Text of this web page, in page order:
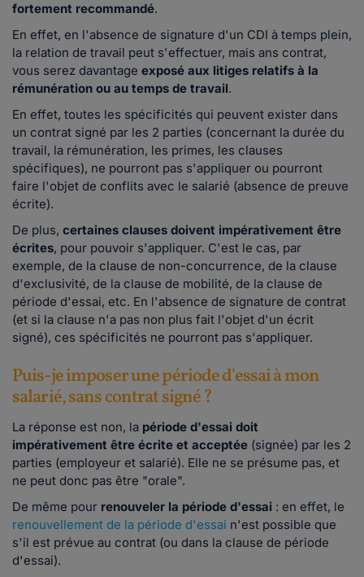
fortement recommandé.
En effet, en l'absence de signature d'un CDI à temps plein,
la relation de travail peut s'effectuer, mais ans contrat,
vous serez davantage exposé aux litiges relatifs à la
rémunération ou au temps de travail.
En effet, toutes les spécificités qui peuvent exister dans
un contrat signé par les 2 parties (concernant la durée du
travail, la rémunération, les primes, les clauses
spécifiques), ne pourront pas s'appliquer ou pourront
faire l'objet de conflits avec le salarié (absence de preuve
écrite).
De plus, certaines clauses doivent impérativement être
écrites, pour pouvoir s'appliquer. C'est le cas, par
exemple, de la clause de non-concurrence, de la clause
d'exclusivité, de la clause de mobilité, de la clause de
période d'essai, etc. En l'absence de signature de contrat
(et si la clause n'a pas non plus fait l'objet d'un écrit
signé), ces spécificités ne pourront pas s'appliquer.
Puis-je imposer une période d'essai à mon
salarié, sans contrat signé ?
La réponse est non, la période d'essai doit
impérativement être écrite et acceptée (signée) par les 2
parties (employeur et salarié). Elle ne se présume pas, et
ne peut donc pas être "orale".
De même pour renouveler la période d'essai : en effet, le
renouvellement de la période d'essai n'est possible que
s'il est prévue au contrat (ou dans la clause de période
d'essai).